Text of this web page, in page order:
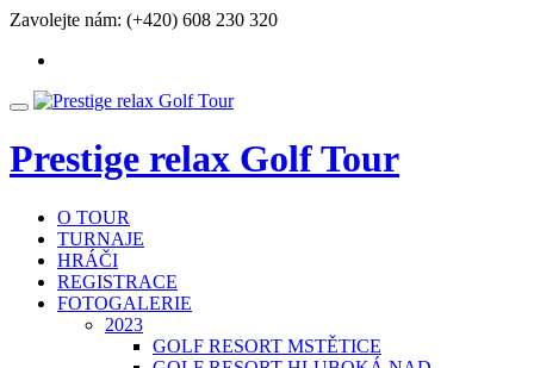
Přeskočit
obsah
Zavolejte nám: (+420) 608 230 320
Přepnout
Prestige relax Golf Tour
O TOUR
TURNAJE
HRÁČI
REGISTRACE
FOTOGALERIE
2023
GOLF RESORT MSTĚTICE